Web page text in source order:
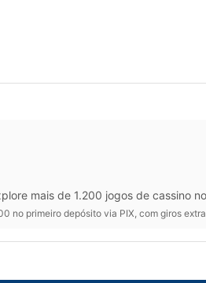
mais de 1.200 jogos de cassino
no primeiro depósito via PIX, com giros